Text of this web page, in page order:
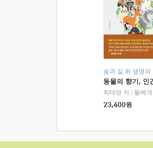
숲과 길 위 생명의
동물의 향기, 인
최태영 저
돌베개
23,400원